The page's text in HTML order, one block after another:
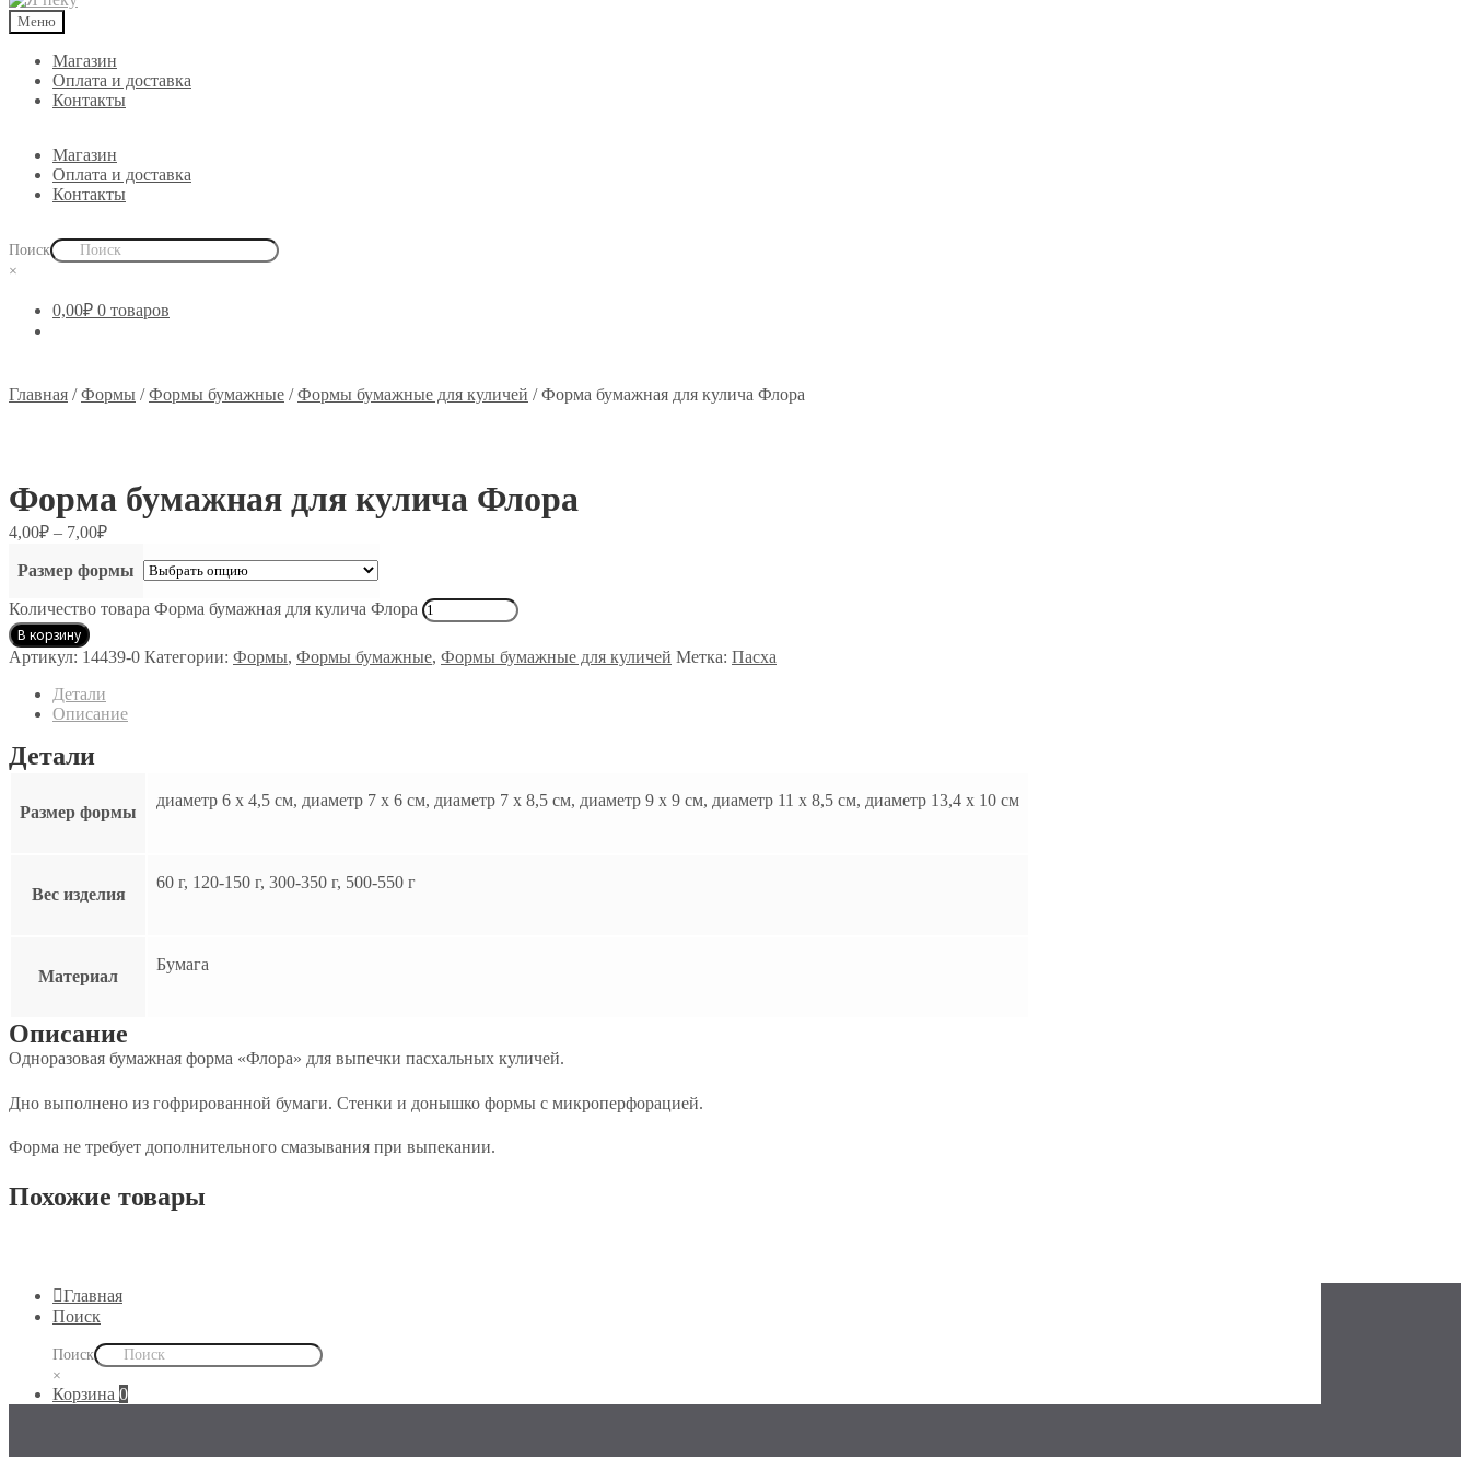
Меню
Магазин
Оплата и доставка
Контакты
Магазин
Оплата и доставка
Контакты
Поиск
×
0,00₽ 0 товаров
Главная /Формы /Формы бумажные /Формы бумажные для куличей /Форма бумажная для кулича Флора
🐣 Пасха
Форма бумажная для кулича Флора
4,00₽ – 7,00₽
Размер формы
Количество товара Форма бумажная для кулича Флора
В корзину
Артикул: 14439-0 Категории: Формы, Формы бумажные, Формы бумажные для куличей Метка: Пасха
Детали
Описание
Детали
Размер формы
диаметр 6 х 4,5 см, диаметр 7 х 6 см, диаметр 7 х 8,5 см, диаметр 9 х 9 см, диаметр 11 х 8,5 см, диаметр 13,4 х 10 см
Вес изделия
60 г, 120-150 г, 300-350 г, 500-550 г
Материал
Бумага
Описание
Одноразовая бумажная форма «Флора» для выпечки пасхальных куличей.
Дно выполнено из гофрированной бумаги. Стенки и донышко формы с микроперфорацией.
Форма не требует дополнительного смазывания при выпекании.
Похожие товары
Главная
Поиск
Поиск
×
Корзина 0